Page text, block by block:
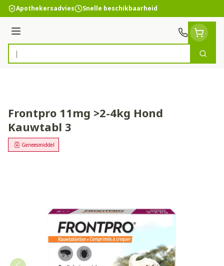
Ga naar de inhoud
Apothekersadvies Snelle beschikbaarheid
Menu
Product, merk, categorie...
Zoek
Frontpro 11mg >2-4kg Hond
Kauwtabl 3
Geneesmiddel